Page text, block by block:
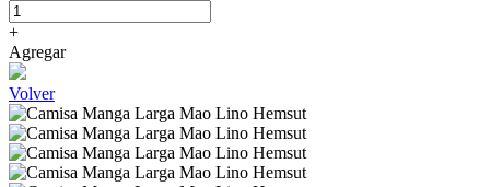
+
Agregar
Volver